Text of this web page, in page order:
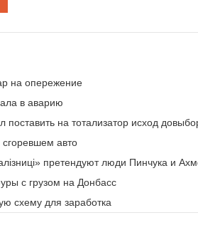
на опережение
в аварию
на тотализатор исход
авто
претендуют люди Пинчука и
с грузом на Донбасс
схему для заработка